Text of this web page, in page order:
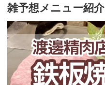
雑予想メニュー紹介